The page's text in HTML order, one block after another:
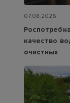
07.08.2026
качество
очистных